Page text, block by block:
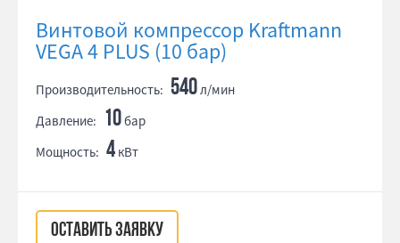
Винтовой компрессор Kraftmann
VEGA 4 PLUS (10 бар)
Производительность: 540л/мин
Давление: 10бар
Мощность: 4 кВт
ОСТАВИТЬ ЗАЯВКУ